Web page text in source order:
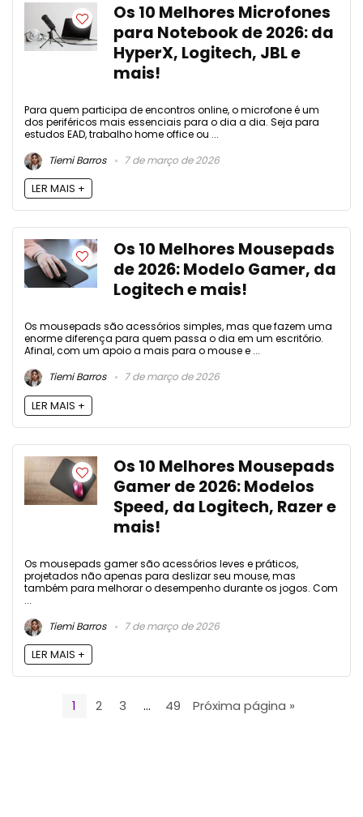
Os 10 Melhores Microfones
para Notebook de 2026: da
HyperX, Logitech, JBL e
mais!
Para quem participa de encontros online, o microfone é um
dos periféricos mais essenciais para o dia a dia. Seja para
estudos EAD, trabalho home office ou ...
Tiemi Barros
7 de março de 2026
LER MAIS +
Os 10 Melhores Mousepads
de 2026: Modelo Gamer, da
Logitech e mais!
Os mousepads são acessórios simples, mas que fazem uma
enorme diferença para quem passa o dia em um escritório.
Afinal, com um apoio a mais para o mouse e ...
Tiemi Barros
7 de março de 2026
LER MAIS +
Os 10 Melhores Mousepads
Gamer de 2026: Modelos
Speed, da Logitech, Razer e
mais!
Os mousepads gamer são acessórios leves e práticos,
projetados não apenas para deslizar seu mouse, mas
também para melhorar o desempenho durante os jogos. Com
...
Tiemi Barros
7 de março de 2026
LER MAIS +
1 2 3 … 49 Próxima página »